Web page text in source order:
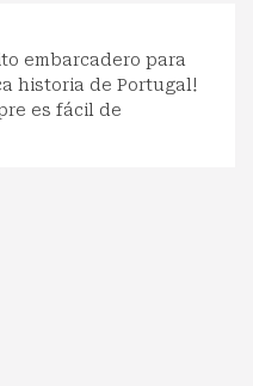
embarcadero para
historia de Portugal!
es fácil de